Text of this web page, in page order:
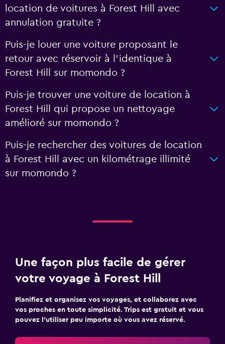
location de voitures à Forest Hill avec
annulation gratuite ?
Puis-je louer une voiture proposant le
retour avec réservoir à l’identique à
Forest Hill sur momondo ?
Puis-je trouver une voiture de location à
Forest Hill qui propose un nettoyage
amélioré sur momondo ?
Puis-je rechercher des voitures de location
à Forest Hill avec un kilométrage illimité
sur momondo ?
Une façon plus facile de gérer
votre voyage à Forest Hill
Planifiez et organisez vos voyages, et collaborez avec
vos proches en toute simplicité. Trips est gratuit et vous
pouvez l’utiliser peu importe où vous avez réservé.